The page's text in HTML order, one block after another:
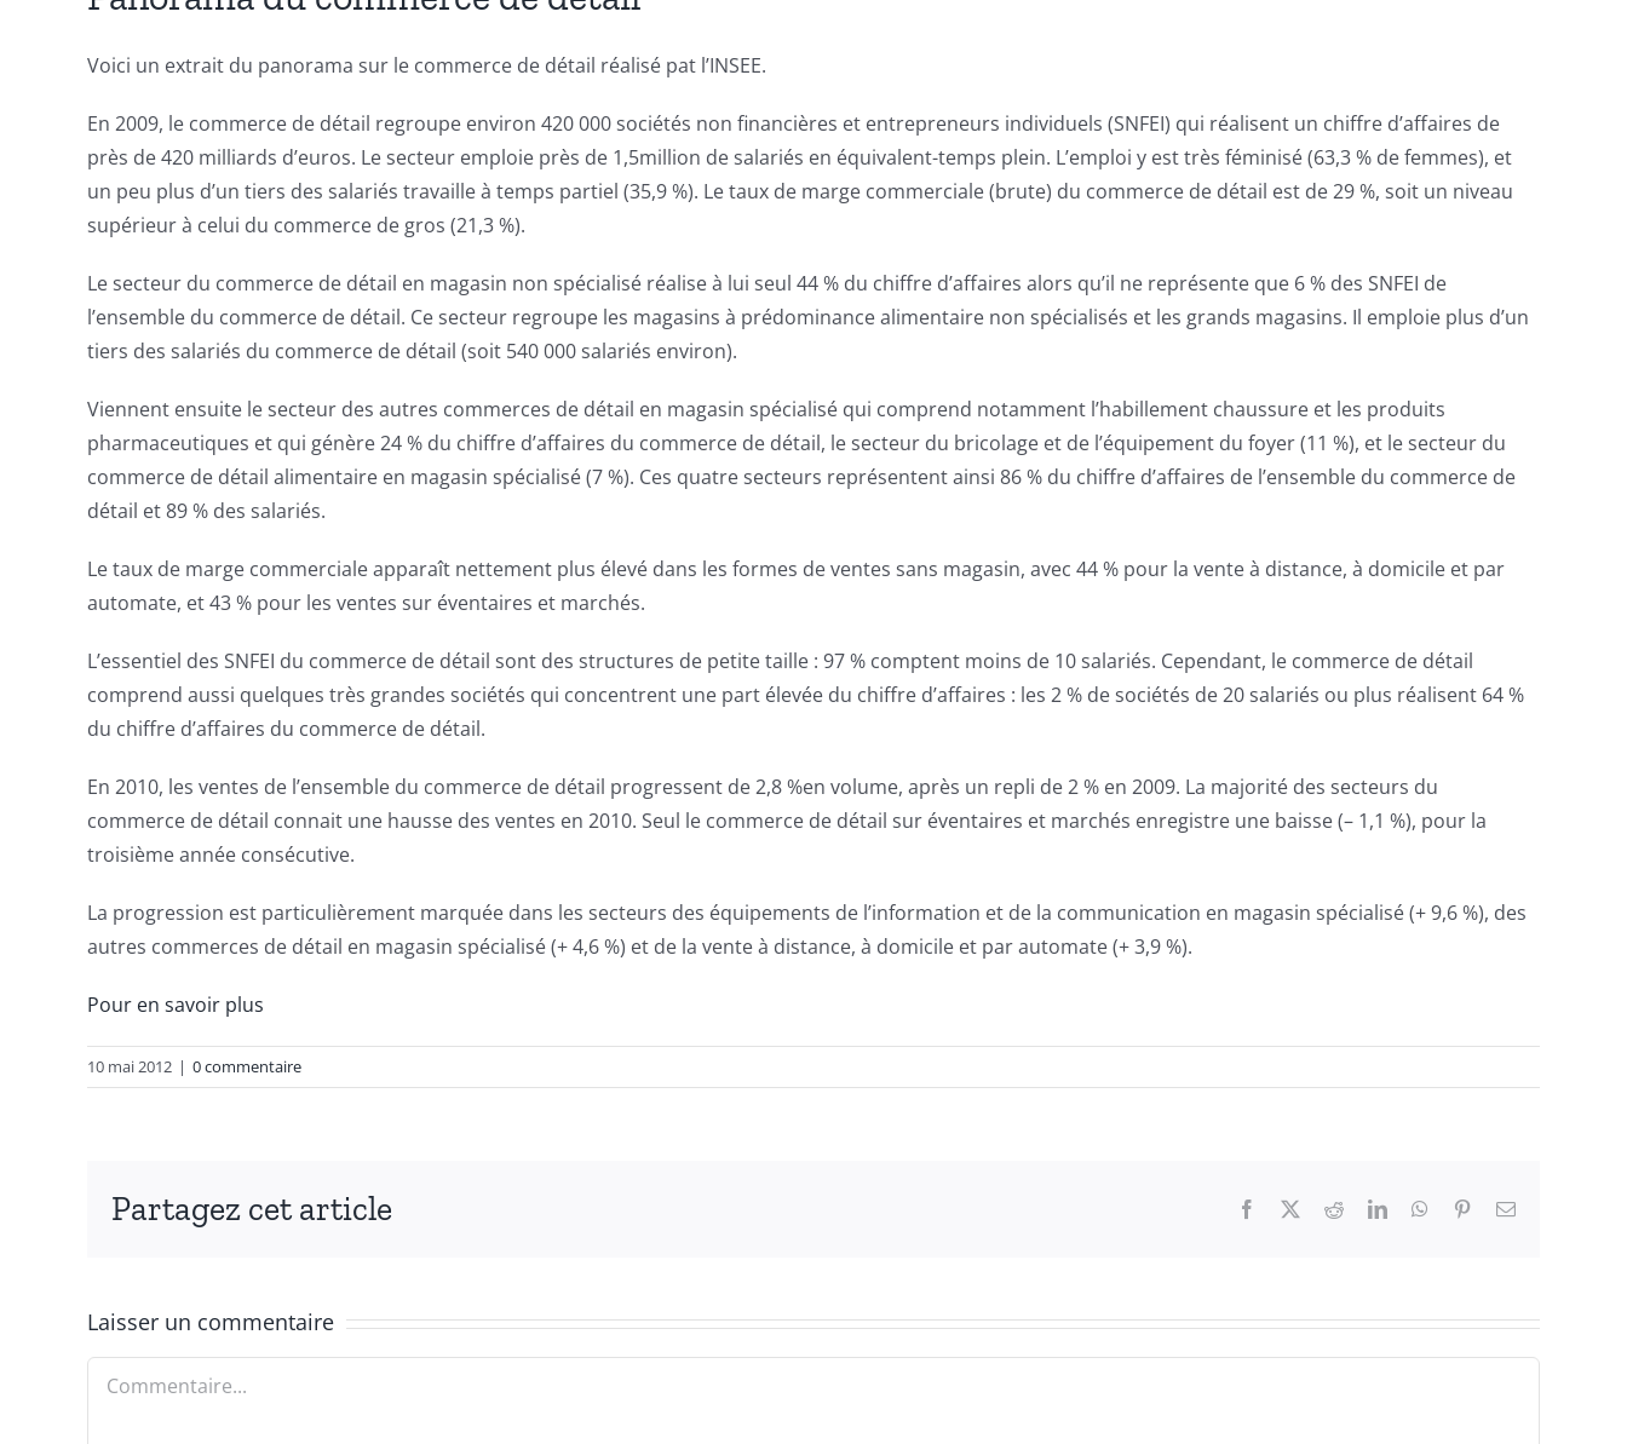
Voici un extrait du panorama sur le commerce de détail réalisé pat l’INSEE.
En 2009, le commerce de détail regroupe environ 420 000 sociétés non financières et entrepreneurs individuels (SNFEI) qui réalisent un chiffre d’affaires de
près de 420 milliards d’euros. Le secteur emploie près de 1,5million de salariés en équivalent-temps plein. L’emploi y est très féminisé (63,3 % de femmes), et
un peu plus d’un tiers des salariés travaille à temps partiel (35,9 %). Le taux de marge commerciale (brute) du commerce de détail est de 29 %, soit un niveau
supérieur à celui du commerce de gros (21,3 %).
Le secteur du commerce de détail en magasin non spécialisé réalise à lui seul 44 % du chiffre d’affaires alors qu’il ne représente que 6 % des SNFEI de
l’ensemble du commerce de détail. Ce secteur regroupe les magasins à prédominance alimentaire non spécialisés et les grands magasins. Il emploie plus d’un
tiers des salariés du commerce de détail (soit 540 000 salariés environ).
Viennent ensuite le secteur des autres commerces de détail en magasin spécialisé qui comprend notamment l’habillement chaussure et les produits
pharmaceutiques et qui génère 24 % du chiffre d’affaires du commerce de détail, le secteur du bricolage et de l’équipement du foyer (11 %), et le secteur du
commerce de détail alimentaire en magasin spécialisé (7 %). Ces quatre secteurs représentent ainsi 86 % du chiffre d’affaires de l’ensemble du commerce de
détail et 89 % des salariés.
Le taux de marge commerciale apparaît nettement plus élevé dans les formes de ventes sans magasin, avec 44 % pour la vente à distance, à domicile et par
automate, et 43 % pour les ventes sur éventaires et marchés.
L’essentiel des SNFEI du commerce de détail sont des structures de petite taille : 97 % comptent moins de 10 salariés. Cependant, le commerce de détail
comprend aussi quelques très grandes sociétés qui concentrent une part élevée du chiffre d’affaires : les 2 % de sociétés de 20 salariés ou plus réalisent 64 %
du chiffre d’affaires du commerce de détail.
En 2010, les ventes de l’ensemble du commerce de détail progressent de 2,8 %en volume, après un repli de 2 % en 2009. La majorité des secteurs du
commerce de détail connait une hausse des ventes en 2010. Seul le commerce de détail sur éventaires et marchés enregistre une baisse (– 1,1 %), pour la
troisième année consécutive.
La progression est particulièrement marquée dans les secteurs des équipements de l’information et de la communication en magasin spécialisé (+ 9,6 %), des
autres commerces de détail en magasin spécialisé (+ 4,6 %) et de la vente à distance, à domicile et par automate (+ 3,9 %).
Pour en savoir plus
10 mai 2012 | 0 commentaire
Partagez cet article Facebook RedditLinkedInWhatsApp
PinterestEmail
Laisser un commentaire
Commentaire